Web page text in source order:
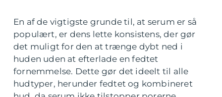
En af de vigtigste grunde til, at serum er så
populært, er dens lette konsistens, der gør
det muligt for den at trænge dybt ned i
huden uden at efterlade en fedtet
fornemmelse. Dette gør det ideelt til alle
hudtyper, herunder fedtet og kombineret